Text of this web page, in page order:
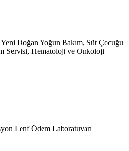
Doğan Yoğun Bakım, Süt Çocuğu
Servisi, Hematoloji ve Onkoloji
Lenf Ödem Laboratuvarı